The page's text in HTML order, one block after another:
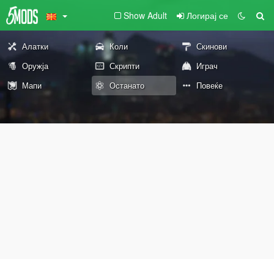
Show Adult Логирај се
Алатки Коли
Скинови
Оружја
Скрипти
Играч
Мапи
Останато Повеќе